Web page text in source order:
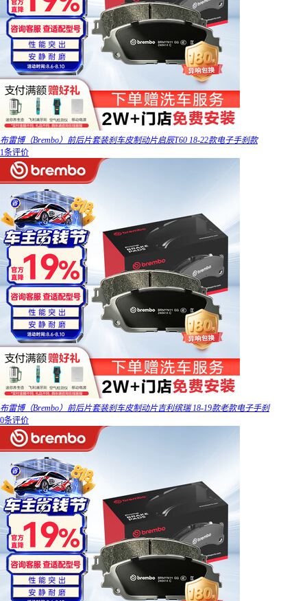
布雷博（Brembo）前后片套装刹车皮制动片启辰T60 18-22款电子手刹款
1条评价
布雷博（Brembo）前后片套装刹车皮制动片吉利缤瑞 18-19款老款电子手刹
0条评价